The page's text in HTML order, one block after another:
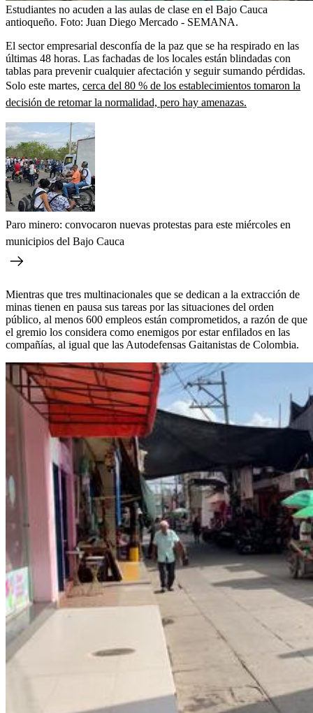
Estudiantes no acuden a las aulas de clase en el Bajo Cauca
antioqueño. Foto: Juan Diego Mercado - SEMANA.
El sector empresarial desconfía de la paz que se ha respirado en las
últimas 48 horas. Las fachadas de los locales están blindadas con
tablas para prevenir cualquier afectación y seguir sumando pérdidas.
Solo este martes, cerca del 80 % de los establecimientos tomaron la
decisión de retomar la normalidad, pero hay amenazas.
Paro minero: convocaron nuevas protestas para este miércoles en
municipios del Bajo Cauca
Mientras que tres multinacionales que se dedican a la extracción de
minas tienen en pausa sus tareas por las situaciones del orden
público, al menos 600 empleos están comprometidos, a razón de que
el gremio los considera como enemigos por estar enfilados en las
compañías, al igual que las Autodefensas Gaitanistas de Colombia.